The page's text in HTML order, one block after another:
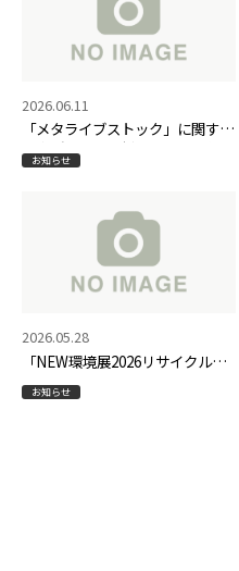
「メタライブストック」に関する
記事が日刊産業新聞に掲載されま
した
2026.06.11
お知らせ
「NEW環境展2026リサイクル設
備などPR」で弊社ブースの様子
が 掲載されました。
2026.05.28
お知らせ